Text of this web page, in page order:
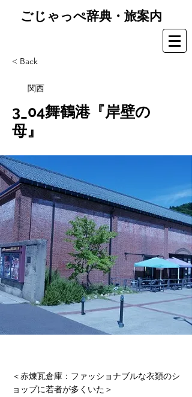
ごじゃっぺ辞典・旅案内
< Back
関西
3_04舞鶴港『岸壁の
母』
＜赤煉瓦倉庫：ファッショナブルな衣類のシ
ョップに若者が多くいた＞